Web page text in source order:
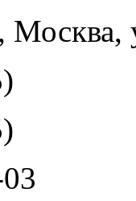
Москва,